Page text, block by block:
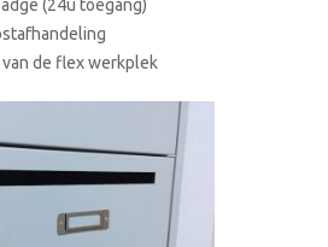
(24u toegang)
de flex werkplek